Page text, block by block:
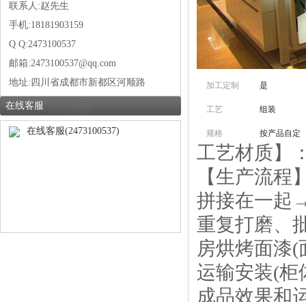
联系人:赵先生
手机:18181903159
Q Q:2473100537
邮箱:2473100537@qq.com
地址: 四川省成都市新都区河顺路
在线客服
在线客服(2473100537)
加工定制 是
工艺 组装
规格 按产品自定
工艺材质】
【生产流
拼接在一起
重复打磨、
房烘烤面漆
运输安装(柜
成品效果和